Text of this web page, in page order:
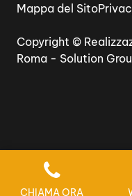
Copyright ©
Roma - Solution
Mappa del Sito
CHIAMA ORA